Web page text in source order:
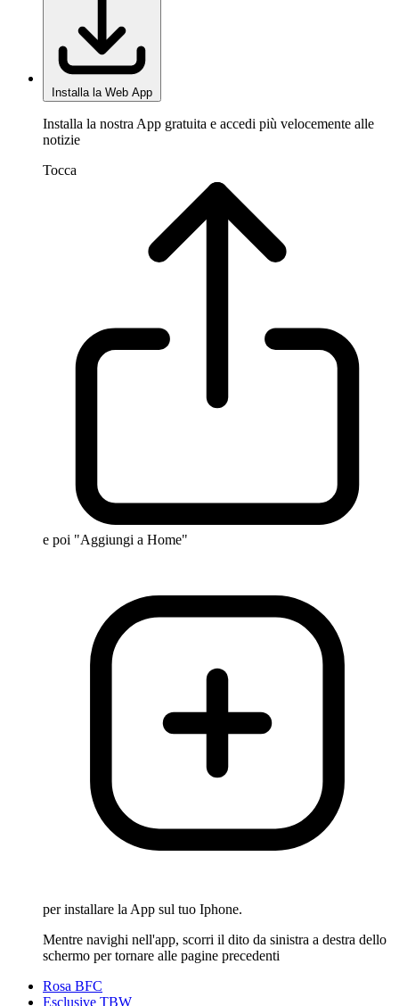
Installa la Web App
Installa la nostra App gratuita e accedi più velocemente alle
notizie
Tocca
e poi "Aggiungi a Home"
per installare la App sul tuo Iphone.
Mentre navighi nell'app, scorri il dito da sinistra a destra dello
schermo per tornare alle pagine precedenti
Rosa BFC
Esclusive TBW